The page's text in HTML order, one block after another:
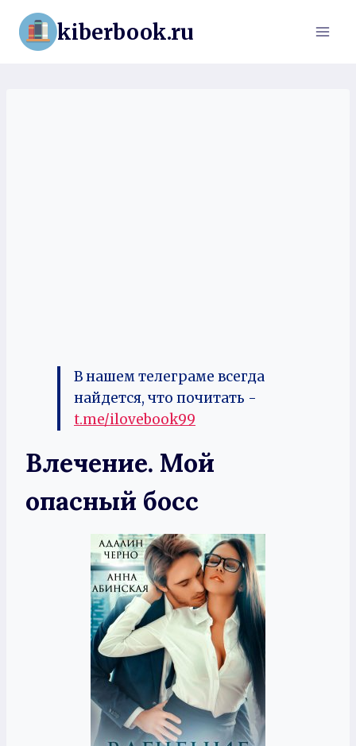
Перейти
содержимому
kiberbook.ru
В нашем телеграме всегда
найдется, что почитать -
t.me/ilovebook99
Влечение. Мой
опасный босс